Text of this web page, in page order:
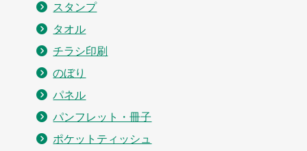
スタンプ
タオル
チラシ印刷
のぼり
パネル
パンフレット・冊子
ポケットティッシュ